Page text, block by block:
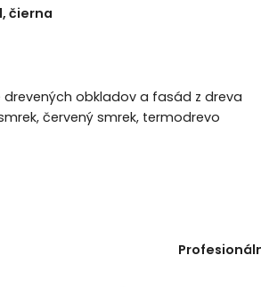
čierna
drevených obkladov a fasád z dreva
červený smrek, termodrevo